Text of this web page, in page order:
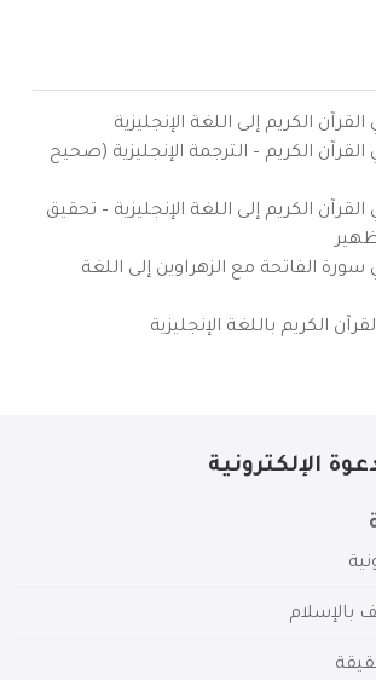
الكريم إلى اللغة الإنجليزية
الكريم – الترجمة الإنجليزية (صحيح
الكريم إلى اللغة الإنجليزية – تحقيق
الفاتحة مع الزهراوين إلى اللغة
الكريم باللغة الإنجليزية
الإلكترونية
بالإسلام